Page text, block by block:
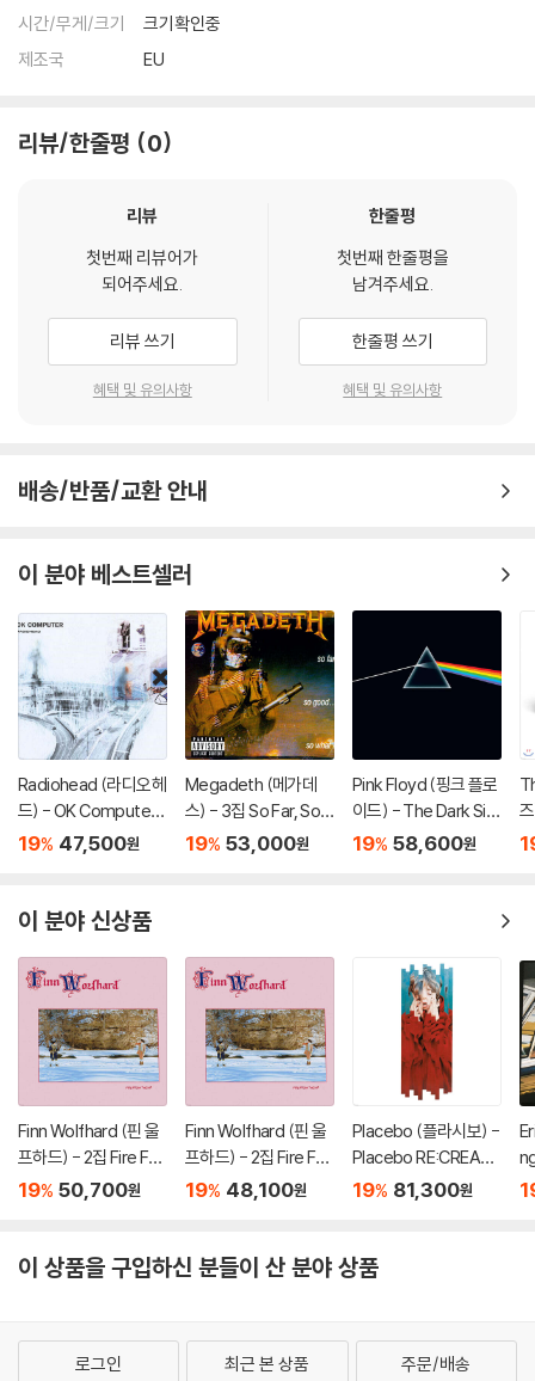
※ 반품/교환 안내
1) 불량으로 인한 반품/교환 요청 시에는 불량 확인을 위해 개봉 시의 동영
관련 사진과 동영상 및 재생 기기 모델명을 첨부하여 첨부하여 고객센터에
가 어려우므로 신중한 구매를 부탁드립니다.
시간/무게/크기
크기확인중
제조국
EU
리뷰/한줄평 0
리뷰
첫번째 리뷰어가
되어주세요.
리뷰 쓰기
혜택 및 유의사항
한줄평
첫번째 한줄평을
남겨주세요.
한줄평 쓰기
혜택 및 유의사항
배송/반품/교환 안내
이 분야 베스트셀러
Radiohead (라디오헤
드) - OK Computer
[2LP]
19% 47,500원
Megadeth (메가데
스) - 3집 So Far, So
Good, So What [LP]
19% 53,000원
Pink Floyd (핑크 플로
이드) - The Dark Sid
e Of The Moon [LP]
19% 58,600원
이 분야 신상품
Finn Wolfhard (핀 울
프하드) - 2집 Fire Fro
m The Hip [컬러 LP]
19% 50,700원
Finn Wolfhard (핀 울
프하드) - 2집 Fire Fro
m The Hip [LP]
19% 48,100원
Placebo (플라시보) -
Placebo RE:CREATE
D [7인치 Vinyl + 2L
19% 81,300원
이 상품을 구입하신 분들이 산 분야 상품
로그인 최근 본 상품 주문/배송